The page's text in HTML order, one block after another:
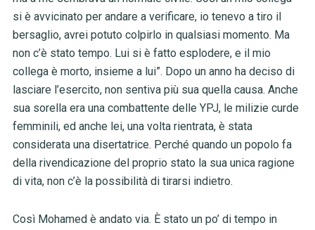
si è avvicinato per andare a verificare, io tenevo a tiro il
bersaglio, avrei potuto colpirlo in qualsiasi momento. Ma
non c’è stato tempo. Lui si è fatto esplodere, e il mio
collega è morto, insieme a lui”. Dopo un anno ha deciso di
lasciare l’esercito, non sentiva più sua quella causa. Anche
sua sorella era una combattente delle YPJ, le milizie curde
femminili, ed anche lei, una volta rientrata, è stata
considerata una disertatrice. Perché quando un popolo fa
della rivendicazione del proprio stato la sua unica ragione
di vita, non c’è la possibilità di tirarsi indietro.
Così Mohamed è andato via. È stato un po’ di tempo in